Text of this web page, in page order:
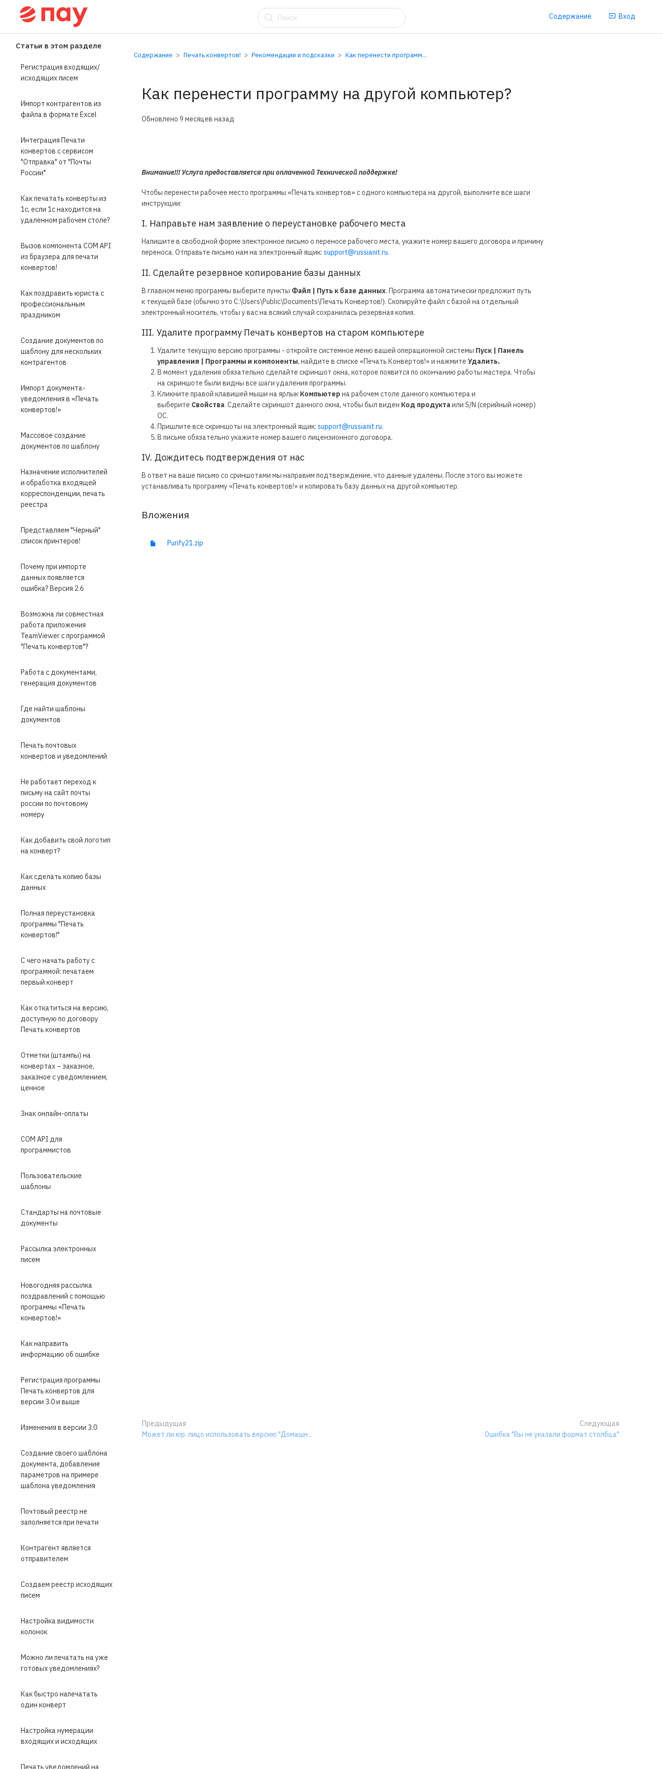
Содержание Вход
Статьи в этом разделе
Регистрация входящих/
исходящих писем
Импорт контрагентов из
файла в формате Excel
Интеграция Печати
конвертов с сервисом
"Отправка" от "Почты
России"
Как печатать конверты из
1с, если 1с находится на
удаленном рабочем столе?
Вызов компонента COM API
из браузера для печати
конвертов!
Как поздравить юриста с
профессиональным
праздником
Cоздание документов по
шаблону для нескольких
контрагентов
Импорт документа-
уведомления в «Печать
конвертов!»
Массовое создание
документов по шаблону
Назначение исполнителей
и обработка входящей
корреспонденции, печать
реестра
Представляем "Черный"
список принтеров!
Почему при импорте
данных появляется
ошибка? Версия 2.6
Возможна ли совместная
работа приложения
TeamViewer c программой
"Печать конвертов"?
Работа с документами,
генерация документов
Где найти шаблоны
документов
Печать почтовых
конвертов и уведомлений
Не работает переход к
письму на сайт почты
россии по почтовому
номеру
Как добавить свой логотип
на конверт?
Как сделать копию базы
данных
Полная переустановка
программы "Печать
конвертов!"
С чего начать работу с
программой: печатаем
первый конверт
Как откатиться на версию,
доступную по договору
Печать конвертов
Отметки (штампы) на
конвертах – заказное,
заказное с уведомлением,
ценное
Знак онлайн-оплаты
COM API для
программистов
Пользовательские
шаблоны
Стандарты на почтовые
документы
Рассылка электронных
писем
Новогодняя рассылка
поздравлений с помощью
программы «Печать
конвертов!»
Как направить
информацию об ошибке
Регистрация программы
Печать конвертов для
версии 3.0 и выше
Изменения в версии 3.0
Создание своего шаблона
документа, добавление
параметров на примере
шаблона уведомления
Почтовый реестр не
заполняется при печати
Контрагент является
отправителем
Создаем реестр исходящих
писем
Настройка видимости
колонок
Можно ли печатать на уже
готовых уведомлениях?
Как быстро напечатать
один конверт
Настройка нумерации
входящих и исходящих
Печать уведомлений на
Содержание Печать конвертов! Рекомендации и подсказки Как перенести программ...
Как перенести программу на другой компьютер?
Обновлено 9 месяцев назад
Внимание!!! Услуга предоставляется при оплаченной Технической поддержке!
Чтобы перенести рабочее место программы «Печать конвертов» с одного компьютера на другой, выполните все шаги
инструкции:
I. Направьте нам заявление о переустановке рабочего места
Напишите в свободной форме электронное письмо о переносе рабочего места, укажите номер вашего договора и причину
переноса. Отправьте письмо нам на электронный ящик: support@russianit.ru.
II. Сделайте резервное копирование базы данных
В главном меню программы выберите пункты Файл | Путь к базе данных. Программа автоматически предложит путь
к текущей базе (обычно это C:\Users\Public\Documents\Печать Конвертов!). Скопируйте файл с базой на отдельный
электронный носитель, чтобы у вас на всякий случай сохранилась резервная копия.
III. Удалите программу Печать конвертов на старом компьютере
Удалите текущую версию программы - откройте системное меню вашей операционной системы Пуск | Панель
управления | Программы и компоненты, найдите в списке «Печать Конвертов!» и нажмите Удалить.
В момент удаления обязательно сделайте скриншот окна, которое появится по окончанию работы мастера. Чтобы
на скриншоте были видны все шаги удаления программы.
Кликните правой клавишей мыши на ярлык Компьютер на рабочем столе данного компьютера и
выберите Свойства. Сделайте скриншот данного окна, чтобы был виден Код продукта или S/N (серийный номер)
ОС.
Пришлите все скриншоты на электронный ящик: support@russianit.ru.
В письме обязательно укажите номер вашего лицензионного договора.
IV. Дождитесь подтверждения от нас
В ответ на ваше письмо со сриншотами мы направим подтверждение, что данные удалены. После этого вы можете
устанавливать программу «Печать конвертов!» и копировать базу данных на другой компьютер.
Вложения
Purify21.zip
Предыдущая
Может ли юр. лицо использовать версию "Домашн...
Следующая
Ошибка "Вы не указали формат столбца"